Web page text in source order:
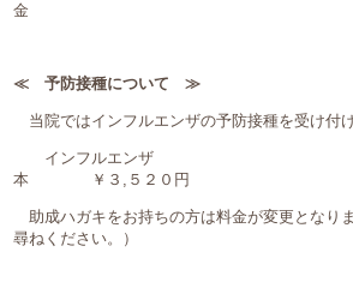
金
≪ 予防接種について ≫
当院ではインフルエンザの予防接種を受け付け
インフルエ
本 ￥３,５２０円
助成ハガキをお持ちの方は料金が変更となり
尋ねください。）